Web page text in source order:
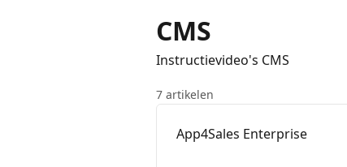
CMS
Instructievideo's CMS
7 artikelen
App4Sales Enterprise